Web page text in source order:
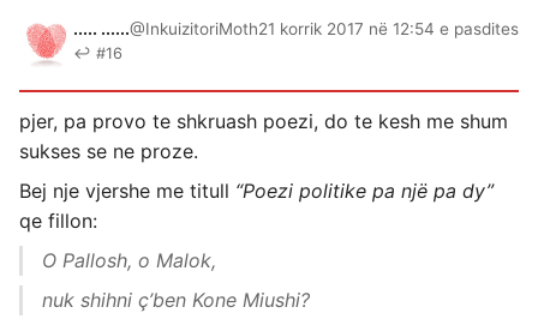
..... ......@InkuizitoriMoth21 korrik 2017 në 12:54 e pasdites
↩ #16
pjer, pa provo te shkruash poezi, do te kesh me shum
sukses se ne proze.
Bej nje vjershe me titull “Poezi politike pa një pa dy”
qe fillon:
O Pallosh, o Malok,
nuk shihni ç’ben Kone Miushi?